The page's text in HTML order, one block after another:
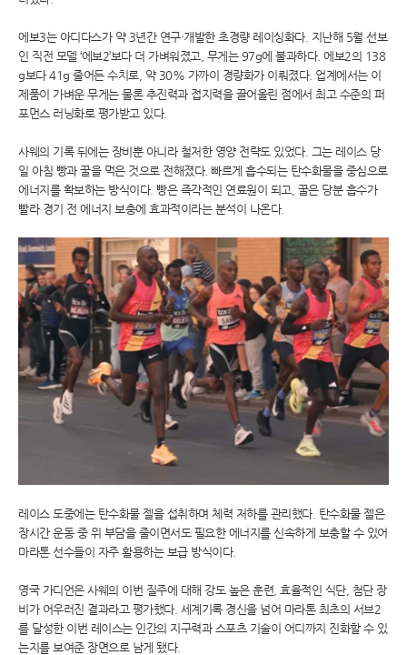
에보3는 아디다스가 약 3년간 연구·개발한 초경량 레이싱화다. 지난해 5월 선보
인 직전 모델 ‘에보2’보다 더 가벼워졌고, 무게는 97g에 불과하다. 에보2의 138
g보다 41g 줄어든 수치로, 약 30% 가까이 경량화가 이뤄졌다. 업계에서는 이
제품이 가벼운 무게는 물론 추진력과 접지력을 끌어올린 점에서 최고 수준의 퍼
포먼스 러닝화로 평가받고 있다.
사웨의 기록 뒤에는 장비뿐 아니라 철저한 영양 전략도 있었다. 그는 레이스 당
일 아침 빵과 꿀을 먹은 것으로 전해졌다. 빠르게 흡수되는 탄수화물을 중심으로
에너지를 확보하는 방식이다. 빵은 즉각적인 연료원이 되고, 꿀은 당분 흡수가
빨라 경기 전 에너지 보충에 효과적이라는 분석이 나온다.
레이스 도중에는 탄수화물 젤을 섭취하며 체력 저하를 관리했다. 탄수화물 젤은
장시간 운동 중 위 부담을 줄이면서도 필요한 에너지를 신속하게 보충할 수 있어
마라톤 선수들이 자주 활용하는 보급 방식이다.
영국 가디언은 사웨의 이번 질주에 대해 강도 높은 훈련, 효율적인 식단, 첨단 장
비가 어우러진 결과라고 평가했다. 세계기록 경신을 넘어 마라톤 최초의 서브2
를 달성한 이번 레이스는 인간의 지구력과 스포츠 기술이 어디까지 진화할 수 있
는지를 보여준 장면으로 남게 됐다.